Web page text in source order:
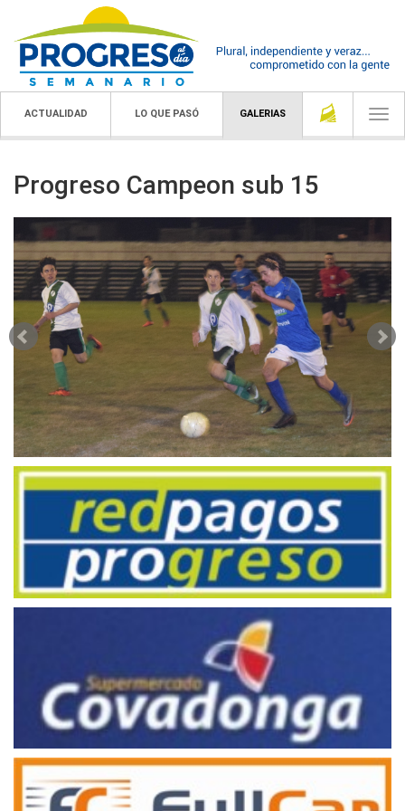
ACTUALIDAD LO QUE PASÓ GALERIAS
Progreso Campeon sub 15